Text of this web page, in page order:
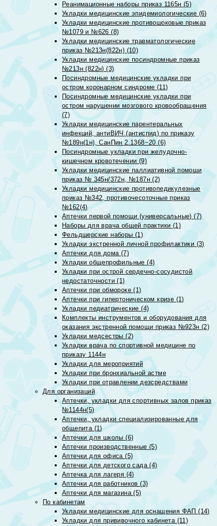
Реанимационные наборы приказ 1165н (5)
Укладки медицинские эпидемиологические (6)
Укладки медицинские противошоковые приказ
№1079 и №626 (8)
Укладки медицинские травматологические
приказ №213н(822н) (10)
Укладки медицинские посиндромные приказ
№213н (822н) (3)
Посиндромные медицинские укладки при
остром коронарном синдроме (11)
Посиндромные медицинские укладки при
остром нарушении мозгового кровообращения
(7)
Укладки медицинские парентеральных
инфекций, антиВИЧ (антиспид) по приказу
№189н(1н), СанПин 2.1368−20 (6)
Посиндромные укладки при желудочно-
кишечном кровотечении (9)
Укладки медицинские паллиативной помощи
приказ № 345н/372н, №187н (2)
Укладки медицинские противопедикулезные
приказ №342, противочесоточные приказ
№162(4)
Аптечки первой помощи (универсальные) (7)
Наборы для врача общей практики (1)
Фельдшерские наборы (1)
Укладки экстренной личной профилактики (3)
Аптечки для дома (7)
Укладки общепрофильные (4)
Укладки при острой сердечно-сосудистой
недостаточности (1)
Аптечки при обмороке (1)
Аптечки при гипертоническом кризе (1)
Укладки педиатрические (4)
Комплекты инструментов и оборудования для
оказания экстренной помощи приказ №923н (2)
Укладки медсестры (2)
Укладки врача по спортивной медицине по
приказу 1144н
Укладки для мероприятий
Укладки при бронхиальной астме
Укладки при отравлении дезсредствами
Для организаций
Аптечки, укладки для спортивных залов приказ
№1144н(5)
Аптечки, укладки специализированные для
общепита (1)
Аптечки для школы (6)
Аптечки производственные (5)
Аптечки для офиса (5)
Аптечки для детского сада (4)
Аптечка для лагеря (4)
Аптечки для работников (3)
Аптечки для магазина (5)
По кабинетам
Укладки медицинские для оснащения ФАП (14)
Укладки для прививочного кабинета (11)